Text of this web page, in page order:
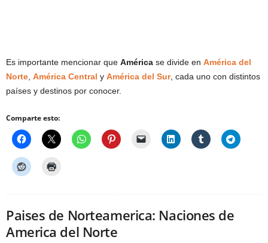
Es importante mencionar que América se divide en América del
Norte América Central y América del Sur, cada uno con distintos
países y destinos por conocer.
Comparte esto:
Paises de Norteamerica: Naciones de
America del Norte